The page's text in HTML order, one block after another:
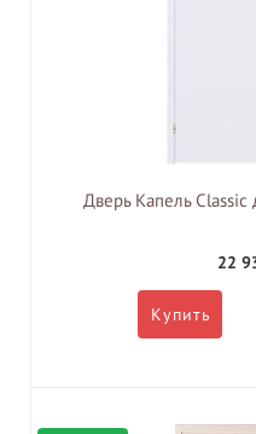
Дверь Капель Classic
22
Купить